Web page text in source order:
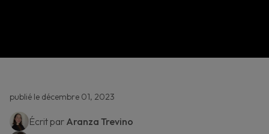
publié le décembre 01, 2023
Écrit par Aranza Trevino